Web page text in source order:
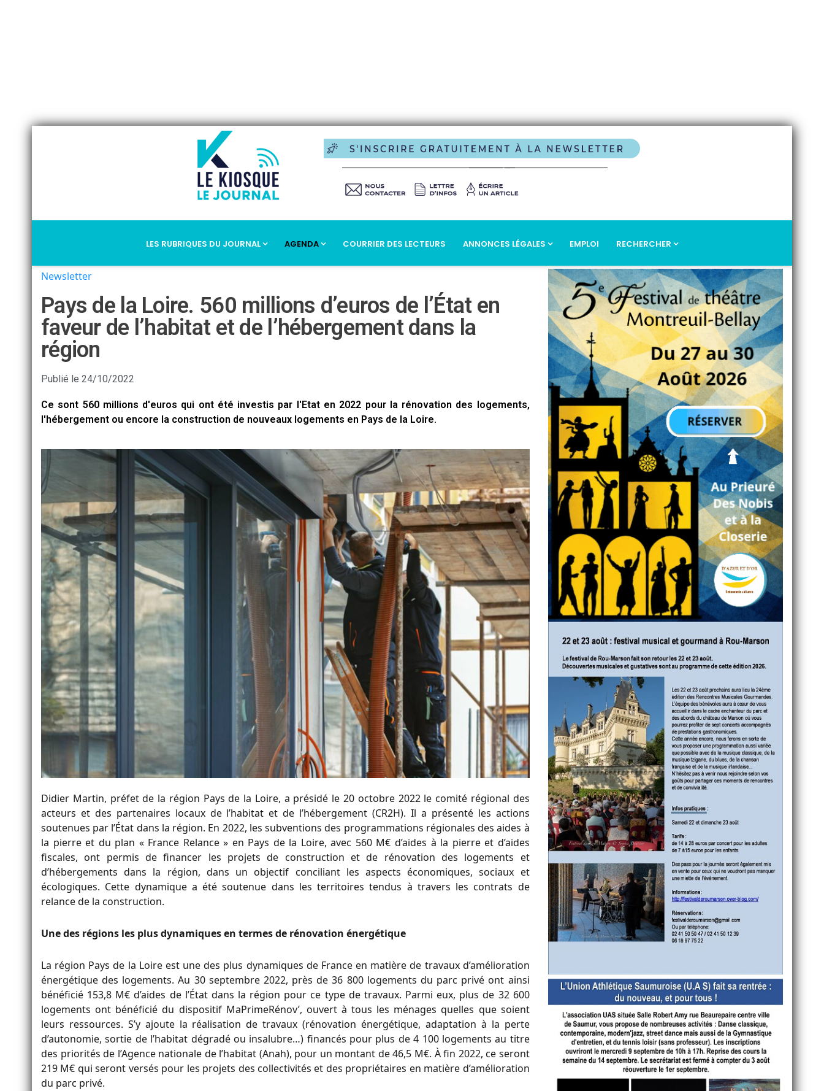
LES RUBRIQUES DU JOURNAL AGENDA COURRIER DES LECTEURS ANNONCES LÉGALES EMPLOI RECHERCHER
Newsletter
Pays de la Loire. 560 millions d’euros de l’État en
faveur de l’habitat et de l’hébergement dans la
région
Publié le 24/10/2022
Ce sont 560 millions d'euros qui ont été investis par l'Etat en 2022 pour la rénovation des logements,
l'hébergement ou encore la construction de nouveaux logements en Pays de la Loire.
Didier Martin, préfet de la région Pays de la Loire, a présidé le 20 octobre 2022 le comité régional des
acteurs et des partenaires locaux de l’habitat et de l’hébergement (CR2H). Il a présenté les actions
soutenues par l’État dans la région. En 2022, les subventions des programmations régionales des aides à
la pierre et du plan « France Relance » en Pays de la Loire, avec 560 M€ d’aides à la pierre et d’aides
fiscales, ont permis de financer les projets de construction et de rénovation des logements et
d’hébergements dans la région, dans un objectif conciliant les aspects économiques, sociaux et
écologiques. Cette dynamique a été soutenue dans les territoires tendus à travers les contrats de
relance de la construction.
Une des régions les plus dynamiques en termes de rénovation énergétique
La région Pays de la Loire est une des plus dynamiques de France en matière de travaux d’amélioration
énergétique des logements. Au 30 septembre 2022, près de 36 800 logements du parc privé ont ainsi
bénéficié 153,8 M€ d’aides de l’État dans la région pour ce type de travaux. Parmi eux, plus de 32 600
logements ont bénéficié du dispositif MaPrimeRénov’, ouvert à tous les ménages quelles que soient
leurs ressources. S’y ajoute la réalisation de travaux (rénovation énergétique, adaptation à la perte
d’autonomie, sortie de l’habitat dégradé ou insalubre…) financés pour plus de 4 100 logements au titre
des priorités de l’Agence nationale de l’habitat (Anah), pour un montant de 46,5 M€. À fin 2022, ce seront
219 M€ qui seront versés pour les projets des collectivités et des propriétaires en matière d’amélioration
du parc privé.